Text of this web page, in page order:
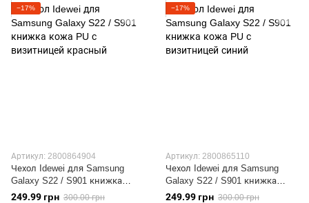
−17%
Артикул: 2800864904
Чехол Idewei для Samsung
Galaxy S22 / S901 книжка
кожа PU с визитницей
249.99 грн 300.00 грн
−17%
Артикул: 2800865110
Чехол Idewei для Samsung
Galaxy S22 / S901 книжка
кожа PU с визитницей синий
249.99 грн 300.00 грн